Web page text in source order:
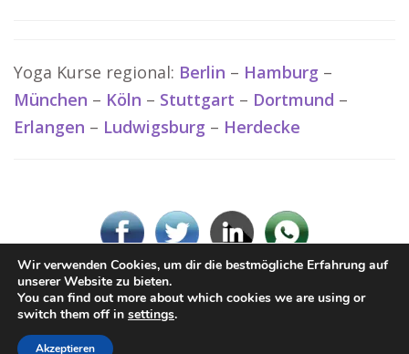
Yoga Kurse regional: Berlin – Hamburg –
München – Köln – Stuttgart – Dortmund –
Erlangen – Ludwigsburg – Herdecke
© www-Yoga.de
Impressum / Datenschutz
Wir verwenden Cookies, um dir die bestmögliche Erfahrung auf
unserer Website zu bieten.
You can find out more about which cookies we are using or
switch them off in settings.
Akzeptieren